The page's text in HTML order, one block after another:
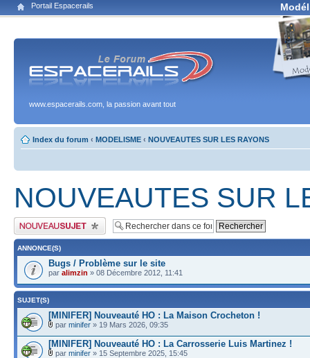
Portail Espacerails
www.espacerails.com, la passion avant tout
Index du forum ‹ MODELISME ‹ NOUVEAUTES SUR LES RAYONS
NOUVEAUTES SUR
Publier un nouveau sujet
ANNONCE(S)
Bugs / Problème sur le site
par alimzin » 08 Décembre 2012, 11:41
SUJET(S)
[MINIFER] Nouveauté HO : La Maison Crocheton !
par minifer » 19 Mars 2026, 09:35
[MINIFER] Nouveauté HO : La Carrosserie Luis Martinez !
par minifer » 15 Septembre 2025, 15:45